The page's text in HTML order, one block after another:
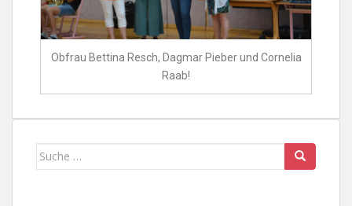
Obfrau Bettina Resch, Dagmar Pieber und Cornelia
Raab!